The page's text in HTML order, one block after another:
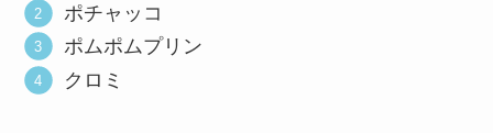
ポチャッコ
ポムポムプリン
クロミ